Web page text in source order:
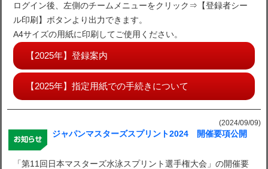
ログイン後、左側のチームメニューをクリック⇒【登録者シー
ル印刷】ボタンより出力できます。
A4サイズの用紙に印刷してご使用ください。
【2025年】登録案内
【2025年】指定用紙での手続きについて
(2024/09/09)
ジャパンマスターズスプリント2024 開催要項公開
「第11回日本マスターズ水泳スプリント選手権大会」の開催要